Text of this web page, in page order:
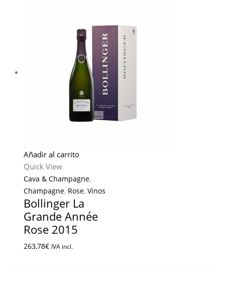
Añadir al carrito
Quick View
Cava & Champagne,
Champagne, Rose, Vinos
Bollinger La
Grande Année
Rose 2015
263,78€ IVA incl.